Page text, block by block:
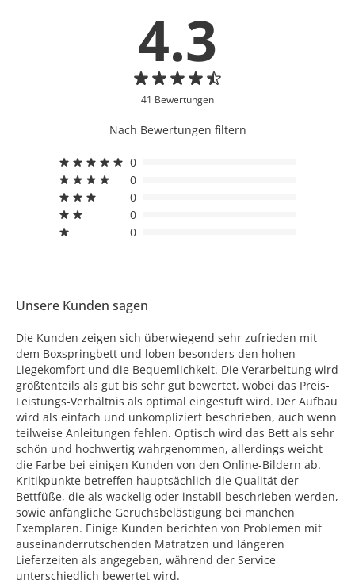
4.3
41 Bewertungen
Nach Bewertungen filtern
0
0
0
0
0
Unsere Kunden sagen
Die Kunden zeigen sich überwiegend sehr zufrieden mit
dem Boxspringbett und loben besonders den hohen
Liegekomfort und die Bequemlichkeit. Die Verarbeitung wird
größtenteils als gut bis sehr gut bewertet, wobei das Preis-
Leistungs-Verhältnis als optimal eingestuft wird. Der Aufbau
wird als einfach und unkompliziert beschrieben, auch wenn
teilweise Anleitungen fehlen. Optisch wird das Bett als sehr
schön und hochwertig wahrgenommen, allerdings weicht
die Farbe bei einigen Kunden von den Online-Bildern ab.
Kritikpunkte betreffen hauptsächlich die Qualität der
Bettfüße, die als wackelig oder instabil beschrieben werden,
sowie anfängliche Geruchsbelästigung bei manchen
Exemplaren. Einige Kunden berichten von Problemen mit
auseinanderrutschenden Matratzen und längeren
Lieferzeiten als angegeben, während der Service
unterschiedlich bewertet wird.